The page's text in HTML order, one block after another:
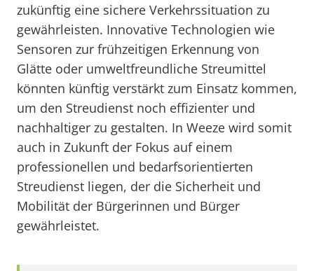
zukünftig eine sichere Verkehrssituation zu
gewährleisten. Innovative Technologien wie
Sensoren zur frühzeitigen Erkennung von
Glätte oder umweltfreundliche Streumittel
könnten künftig verstärkt zum Einsatz kommen,
um den Streudienst noch effizienter und
nachhaltiger zu gestalten. In Weeze wird somit
auch in Zukunft der Fokus auf einem
professionellen und bedarfsorientierten
Streudienst liegen, der die Sicherheit und
Mobilität der Bürgerinnen und Bürger
gewährleistet.